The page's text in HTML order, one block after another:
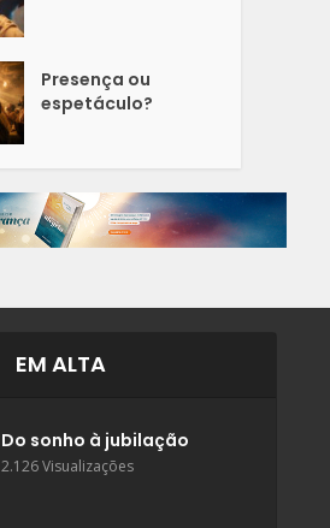
Presença ou
espetáculo?
EM ALTA
Do sonho à jubilação
2.126 Visualizações